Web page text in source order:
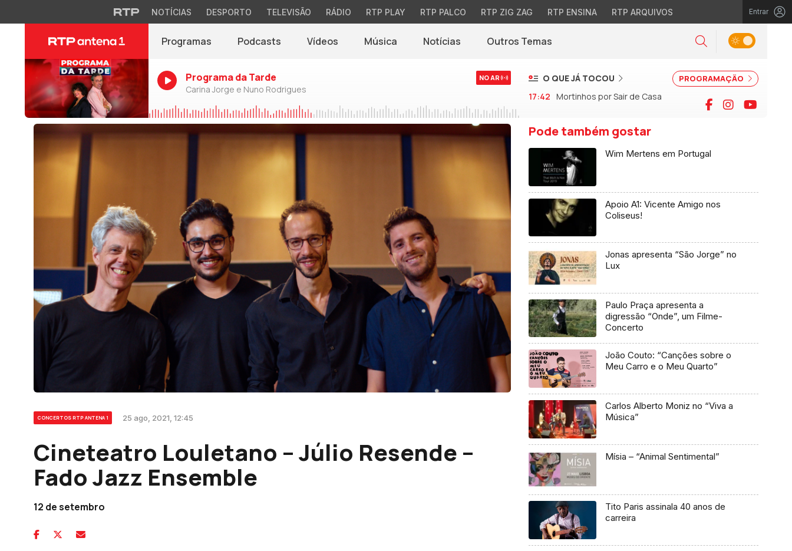
NOTÍCIAS DESPORTO TELEVISÃO RÁDIO RTP PLAY RTP PALCO RTP ZIG ZAG RTP ENSINA RTP ARQUIVOS Entrar
Programas Podcasts Vídeos Música Notícias(abre em nova janela)
Outros Temas Pesquisar
Alternar tema
Programa da Tarde
Carina Jorge e Nuno Rodrigues
NO AR PROGRAMAÇÃO
O QUE JÁ TOCOU
17:42 Mortinhos por Sair de Casa Facebook
Instagram
CONCERTOS RTP ANTENA 1 25 ago, 2021, 12:45
Cineteatro Louletano – Júlio Resende –
Fado Jazz Ensemble
12 de setembro
Pode também gostar
Wim Mertens em Portugal
Apoio A1: Vicente Amigo nos
Coliseus!
Jonas apresenta “São Jorge” no
Lux
Paulo Praça apresenta a
digressão “Onde”, um Filme-
Concerto
João Couto: “Canções sobre o
Meu Carro e o Meu Quarto”
Carlos Alberto Moniz no “Viva a
Música”
Mísia – “Animal Sentimental”
Tito Paris assinala 40 anos de
carreira